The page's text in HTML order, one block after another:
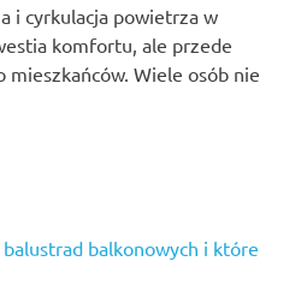
i cyrkulacja powietrza w
komfortu, ale przede
Wiele osób nie
balustrad balkonowych i które